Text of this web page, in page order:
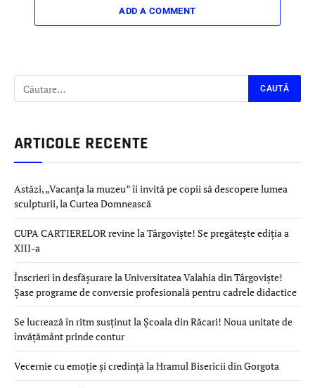
ADD A COMMENT
ARTICOLE RECENTE
Astăzi, „Vacanța la muzeu” îi invită pe copii să descopere lumea
sculpturii, la Curtea Domnească
CUPA CARTIERELOR revine la Târgoviște! Se pregătește ediția a
XIII-a
Înscrieri în desfășurare la Universitatea Valahia din Târgoviște!
Șase programe de conversie profesională pentru cadrele didactice
Se lucrează în ritm susținut la Școala din Răcari! Noua unitate de
învățământ prinde contur
Vecernie cu emoție și credință la Hramul Bisericii din Gorgota